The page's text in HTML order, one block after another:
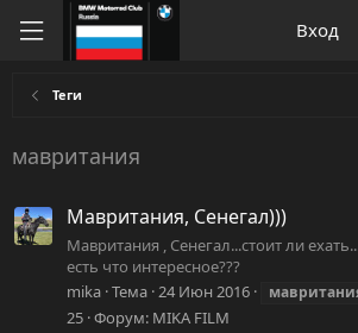
Вход
Теги
мавритания
Мавритания, Сенегал)))
Мавритания , Сенегал...стоит ли
есть что интересное???
mika Тема 24 Июн 2016
25 Форум: MIKA FILM